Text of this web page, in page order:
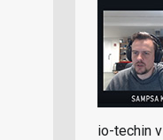
io-techin